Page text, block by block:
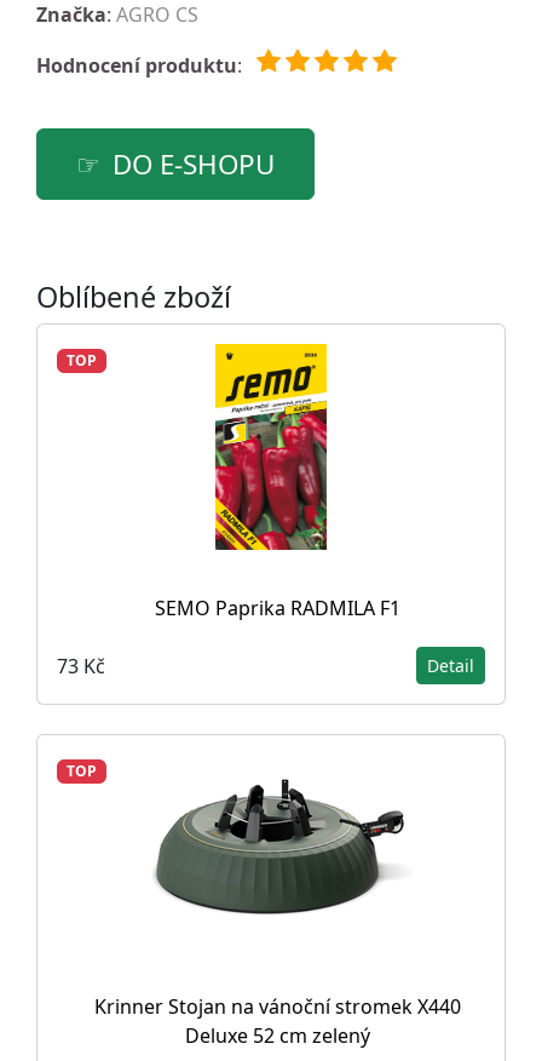
Značka: AGRO CS
Hodnocení produktu:
DO E-SHOPU
Oblíbené zboží
TOP
SEMO Paprika RADMILA F1
73 Kč Detail
TOP
Krinner Stojan na vánoční stromek X440
Deluxe 52 cm zelený